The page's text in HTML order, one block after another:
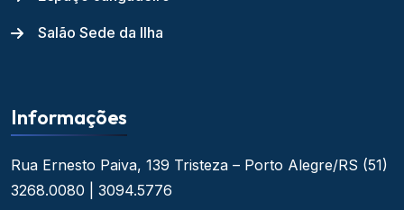
Salão Sede da Ilha
Informações
Rua Ernesto Paiva, 139 Tristeza – Porto Alegre/RS (51)
3268.0080 | 3094.5776